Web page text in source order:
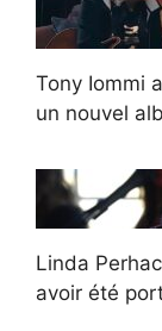
Tony Iommi
un nouvel
Linda
avoir été